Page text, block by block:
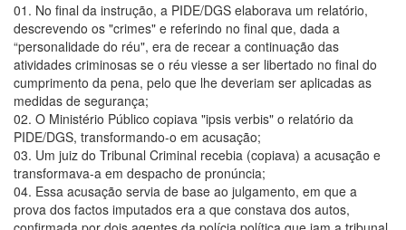
01. No final da instrução, a PIDE/DGS elaborava um relatório,
descrevendo os "crimes" e referindo no final que, dada a
“personalidade do réu", era de recear a continuação das
atividades criminosas se o réu viesse a ser libertado no final do
cumprimento da pena, pelo que lhe deveriam ser aplicadas as
medidas de segurança;
02. O Ministério Público copiava "ipsis verbis" o relatório da
PIDE/DGS, transformando-o em acusação;
03. Um juiz do Tribunal Criminal recebia (copiava) a acusação e
transformava-a em despacho de pronúncia;
04. Essa acusação servia de base ao julgamento, em que a
prova dos factos imputados era a que constava dos autos,